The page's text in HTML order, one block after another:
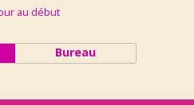
au début
Bureau